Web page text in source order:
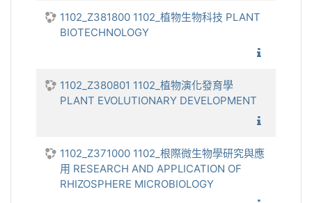
1102_Z381800 1102_植物生物科技 PLANT
BIOTECHNOLOGY
1102_Z380801 1102_植物演化發育學
PLANT EVOLUTIONARY DEVELOPMENT
1102_Z371000 1102_根際微生物學研究與應
用 RESEARCH AND APPLICATION OF
RHIZOSPHERE MICROBIOLOGY